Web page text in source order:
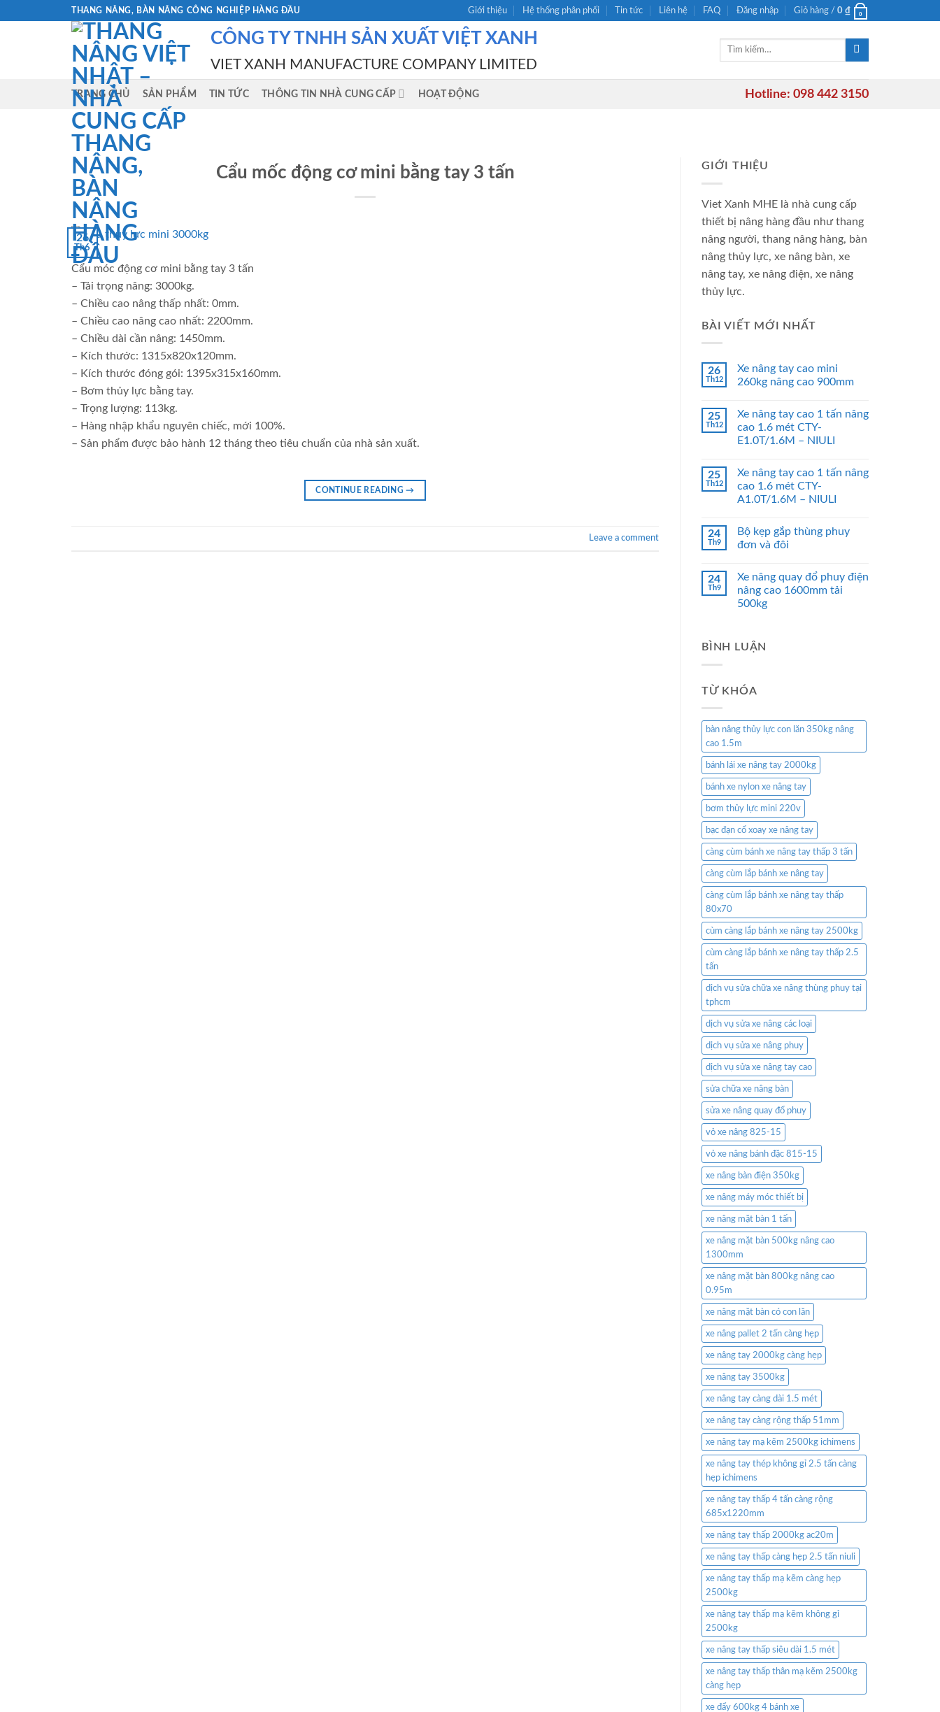
THANG NÂNG, BÀN NÂNG CÔNG NGHIỆP HÀNG ĐẦU Giới thiệu Hệ thống phân phối Tin tức Liên hệ FAQ Đăng nhập Giỏ hàng / 0 ₫ 0
CÔNG TY TNHH SẢN XUẤT VIỆT XANH
VIET XANH MANUFACTURE COMPANY LIMITED
Tìm
TRANG CHỦ SẢN PHẨM TIN TỨC THÔNG TIN NHÀ CUNG CẤP HOẠT ĐỘNG Hotline: 098 442 3150
Cẩu mốc động cơ mini bằng tay 3 tấn
26
Th6
Cẩu móc động cơ mini bằng tay 3 tấn
– Tải trọng nâng: 3000kg.
– Chiều cao nâng thấp nhất: 0mm.
– Chiều cao nâng cao nhất: 2200mm.
– Chiều dài cần nâng: 1450mm.
– Kích thước: 1315x820x120mm.
– Kích thước đóng gói: 1395x315x160mm.
– Bơm thủy lực bằng tay.
– Trọng lượng: 113kg.
– Hàng nhập khẩu nguyên chiếc, mới 100%.
– Sản phẩm được bảo hành 12 tháng theo tiêu chuẩn của nhà sản xuất.
CONTINUE READING→
Leave a comment
GIỚI THIỆU
Viet Xanh MHE là nhà cung cấp
thiết bị nâng hàng đầu như thang
nâng người, thang nâng hàng, bàn
nâng thủy lực, xe nâng bàn, xe
nâng tay, xe nâng điện, xe nâng
thủy lực.
BÀI VIẾT MỚI NHẤT
26
Th12
Xe nâng tay cao mini
260kg nâng cao 900mm
25
Th12
Xe nâng tay cao 1 tấn nâng
cao 1.6 mét CTY-
E1.0T/1.6M – NIULI
25
Th12
Xe nâng tay cao 1 tấn nâng
cao 1.6 mét CTY-
A1.0T/1.6M – NIULI
24
Th9
Bộ kẹp gắp thùng phuy
đơn và đôi
24
Th9
Xe nâng quay đổ phuy điện
nâng cao 1600mm tải
500kg
BÌNH LUẬN
TỪ KHÓA
bàn nâng thủy lực con lăn 350kg nâng
cao 1.5m
bánh lái xe nâng tay 2000kg
bánh xe nylon xe nâng tay
bơm thủy lực mini 220v
bạc đạn cổ xoay xe nâng tay
càng cùm bánh xe nâng tay thấp 3 tấn
càng cùm lắp bánh xe nâng tay
càng cùm lắp bánh xe nâng tay thấp
80x70
cùm càng lắp bánh xe nâng tay 2500kg
cùm càng lắp bánh xe nâng tay thấp 2.5
tấn
dịch vụ sửa chữa xe nâng thùng phuy tại
tphcm
dịch vụ sửa xe nâng các loại
dịch vụ sửa xe nâng phuy
dịch vụ sửa xe nâng tay cao
sửa chữa xe nâng bàn
sửa xe nâng quay đổ phuy
vỏ xe nâng 825-15
vỏ xe nâng bánh đặc 815-15
xe nâng bàn điện 350kg
xe nâng máy móc thiết bị
xe nâng mặt bàn 1 tấn
xe nâng mặt bàn 500kg nâng cao
1300mm
xe nâng mặt bàn 800kg nâng cao
0.95m
xe nâng mặt bàn có con lăn
xe nâng pallet 2 tấn càng hẹp
xe nâng tay 2000kg càng hẹp
xe nâng tay 3500kg
xe nâng tay càng dài 1.5 mét
xe nâng tay càng rộng thấp 51mm
xe nâng tay mạ kẽm 2500kg ichimens
xe nâng tay thép không gỉ 2.5 tấn càng
hẹp ichimens
xe nâng tay thấp 4 tấn càng rộng
685x1220mm
xe nâng tay thấp 2000kg ac20m
xe nâng tay thấp càng hẹp 2.5 tấn niuli
xe nâng tay thấp mạ kẽm càng hẹp
2500kg
xe nâng tay thấp mạ kẽm không gỉ
2500kg
xe nâng tay thấp siêu dài 1.5 mét
xe nâng tay thấp thân mạ kẽm 2500kg
càng hẹp
xe đẩy 600kg 4 bánh xe